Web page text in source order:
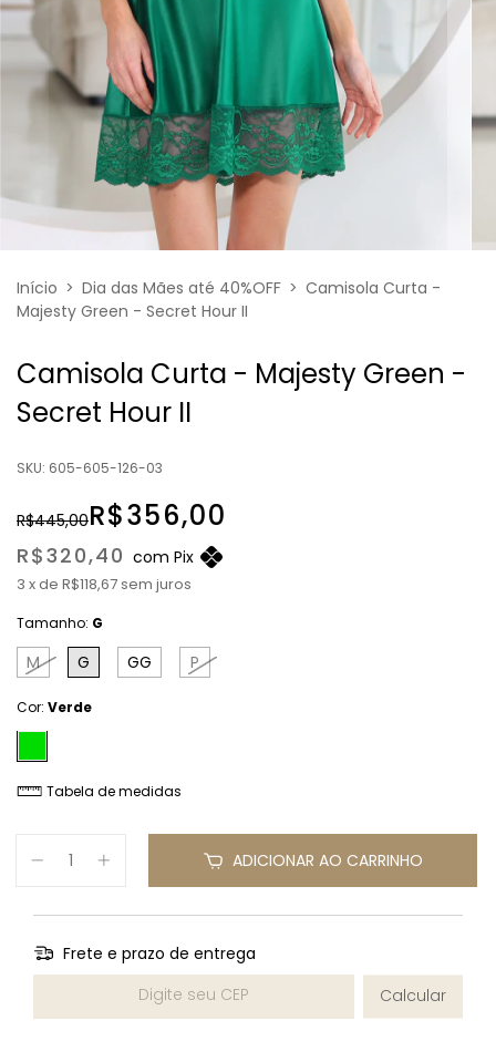
Início > Dia das Mães até 40%OFF > Camisola Curta -
Majesty Green - Secret Hour II
Camisola Curta - Majesty Green -
Secret Hour II
SKU: 605-605-126-03
R$445,00R$356,00
R$320,40 com Pix
3 xde R$118,67 sem juros
Tamanho: G
M
G GG P
Cor: Verde
Tabela de medidas
ADICIONAR AO CARRINHO
Frete e prazo de entrega
Entregas para o CEP:
Calcular